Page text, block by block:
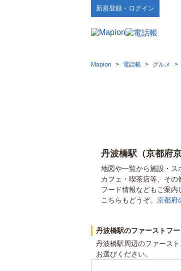
新規登録・ログイン
Mapion > 電話帳 > グルメ >
丹波橋駅（京都府
地図や一覧から施設・ス
カフェ・喫茶店等、その
フード情報などもご案内
こちらもどうぞ。 京都府
丹波橋駅のファーストフ
丹波橋駅周辺のファース
お選びください。